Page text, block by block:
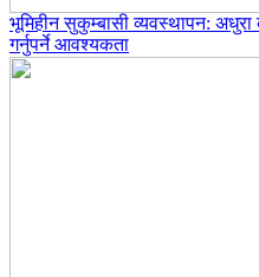
भूमिहीन सुकुम्बासी व्यवस्थापन: अधुरा
गर्नुपर्ने आवश्यकता